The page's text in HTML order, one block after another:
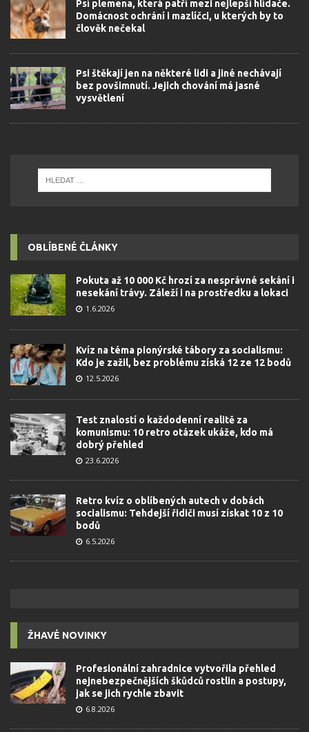
Psí plemena, která patří mezi nejlepší hlídače.
Domácnost ochrání i mazlíčci, u kterých by to
člověk nečekal
Psi štěkají jen na některé lidi a jiné nechávají
bez povšimnutí. Jejich chování má jasné
vysvětlení
OBLÍBENÉ ČLÁNKY
Pokuta až 10 000 Kč hrozí za nesprávné sekání i
nesekání trávy. Záleží i na prostředku a lokaci
1.6.2026
Kvíz na téma pionýrské tábory za socialismu:
Kdo je zažil, bez problému získá 12 ze 12 bodů
12.5.2026
Test znalostí o každodenní realitě za
komunismu: 10 retro otázek ukáže, kdo má
dobrý přehled
23.6.2026
Retro kvíz o oblíbených autech v dobách
socialismu: Tehdejší řidiči musí získat 10 z 10
bodů
6.5.2026
ŽHAVÉ NOVINKY
Profesionální zahradnice vytvořila přehled
nejnebezpečnějších škůdců rostlin a postupy,
jak se jich rychle zbavit
6.8.2026